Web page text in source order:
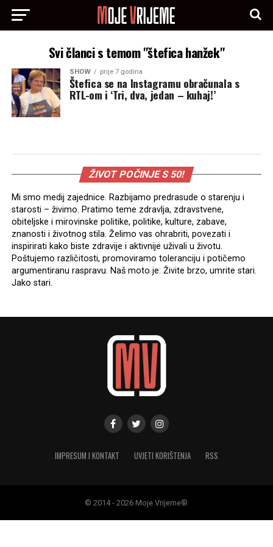
Svi članci s temom "štefica hanžek"
SHOW prije 7 godina
Štefica se na Instagramu obračunala s
RTL-om i ‘Tri, dva, jedan – kuhaj!’
ŽIVOT POČINJE S 50!
Mi smo medij zajednice. Razbijamo predrasude o starenju i
starosti – živimo. Pratimo teme zdravlja, zdravstvene,
obiteljske i mirovinske politike, politike, kulture, zabave,
znanosti i životnog stila. Želimo vas ohrabriti, povezati i
inspirirati kako biste zdravije i aktivnije uživali u životu.
Poštujemo različitosti, promoviramo toleranciju i potičemo
argumentiranu raspravu. Naš moto je: Živite brzo, umrite stari.
Jako stari.
IMPRESUM I KONTAKT UVJETI KORIŠTENJA RSS
© 2014 - 2026 Moje Vrijeme®